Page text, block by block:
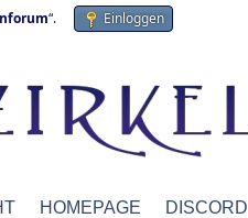
“. Einloggen
HOMEPAGE DISCORD